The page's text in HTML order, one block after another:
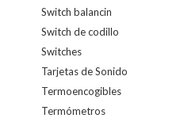
Switch balancin
Switch de codillo
Switches
Tarjetas de Sonido
Termoencogibles
Termómetros